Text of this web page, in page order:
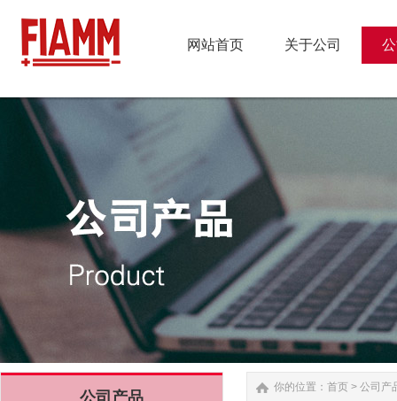
网站首页 关于公司
公司产品
你的位置： 首页 > 公司产